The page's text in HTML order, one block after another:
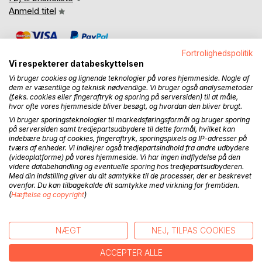
Anmeld titel
BESKRIVELSE
Luthers skrift »Om den sande kirke og den falske kirke« er
et uddrag af skriftet »Wider Hans Wurst«, som Luther
udgav i 1541. Det var et gensvar til hertug Heinrich von
Braunschweig-Wolfenbüttel, som var stor modstander af
reformationen. Luther kalder ham spottende »Hans
Wurst«, som på dansk kan gengives med »Pølse-Hans«.
vores Pjerrot.
I uddraget fra dette skrift, som udkom i særtryk i 1543,
behandler Luther forskellen mellem den sande og falske
Fortrolighedspolitik
Vi respekterer databeskyttelsen
Vi bruger cookies og lignende teknologier på vores hjemmeside. Nogle af
dem er væsentlige og teknisk nødvendige. Vi bruger også analysemetoder
(f.eks. cookies eller fingeraftryk og sporing på serversiden) til at måle,
hvor ofte vores hjemmeside bliver besøgt, og hvordan den bliver brugt.
Vi bruger sporingsteknologier til markedsføringsformål og bruger sporing
på serversiden samt tredjepartsudbydere til dette formål, hvilket kan
indebære brug af cookies, fingeraftryk, sporingspixels og IP-adresser på
tværs af enheder. Vi indlejrer også tredjepartsindhold fra andre udbydere
(videoplatforme) på vores hjemmeside. Vi har ingen indflydelse på den
videre databehandling og eventuelle sporing hos tredjepartsudbyderen.
Med din indstilling giver du dit samtykke til de processer, der er beskrevet
ovenfor. Du kan tilbagekalde dit samtykke med virkning for fremtiden.
(Hæftelse og copyright)
NÆGT NEJ, TILPAS COOKIES
ACCEPTER ALLE